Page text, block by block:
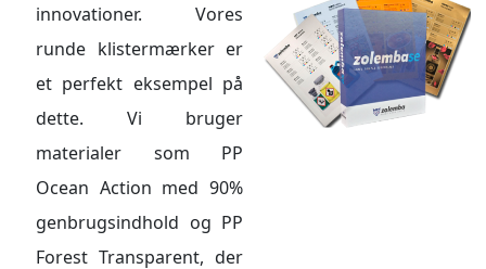
innovationer. Vores
runde klistermærker er
et perfekt eksempel på
dette. Vi bruger
materialer som PP
Ocean Action med 90%
genbrugsindhold og PP
Forest Transparent, der